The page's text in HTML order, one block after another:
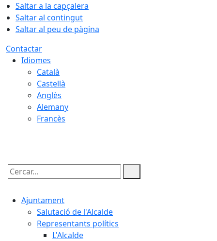
Saltar a la capçalera
Saltar al contingut
Saltar al peu de pàgina
Contactar
Idiomes
Català
Castellà
Anglès
Alemany
Francès
Cercar:
Ajuntament
Salutació de l'Alcalde
Representants polítics
L'Alcalde